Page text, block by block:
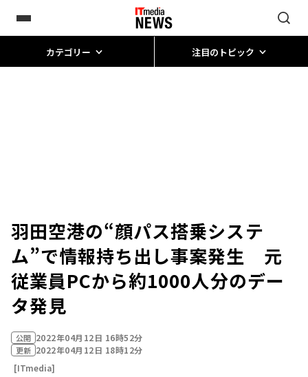
カテゴリー 注目のトピック
羽田空港の“顔パス搭乗システ
ム”で情報持ち出し事案発生 元
従業員PCから約1000人分のデー
タ発見
公開 2022年04月12日 16時52分
更新 2022年04月12日 18時12分
[ITmedia]